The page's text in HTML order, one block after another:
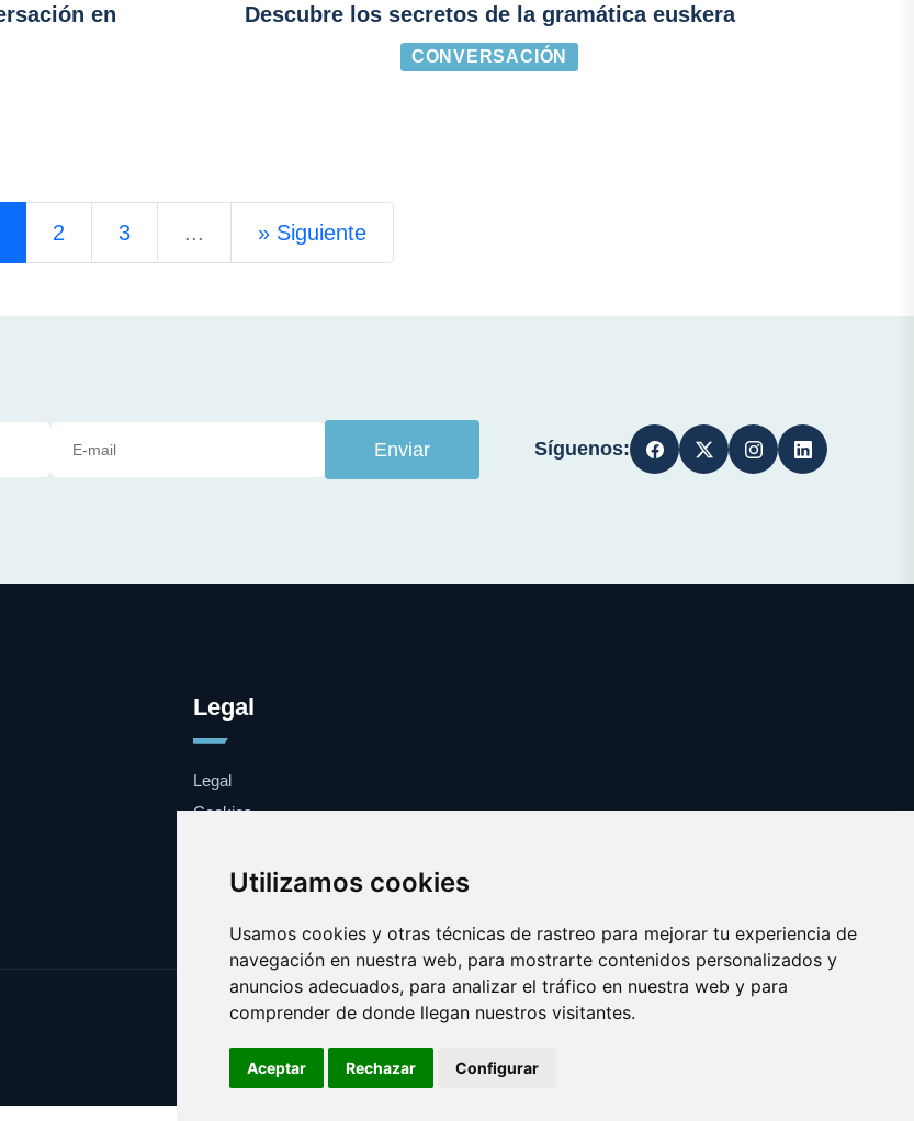
Utilizamos cookies
Usamos cookies y otras técnicas de rastreo para mejorar tu experiencia de
navegación en nuestra web, para mostrarte contenidos personalizados y
anuncios adecuados, para analizar el tráfico en nuestra web y para
comprender de donde llegan nuestros visitantes.
Aceptar Rechazar Configurar
en
Descubre los secretos de la gramática euskera
CONVERSACIÓN
2 3 ... » Siguiente
Enviar Síguenos:
Legal
Legal
Cookies
Copyright © 2026